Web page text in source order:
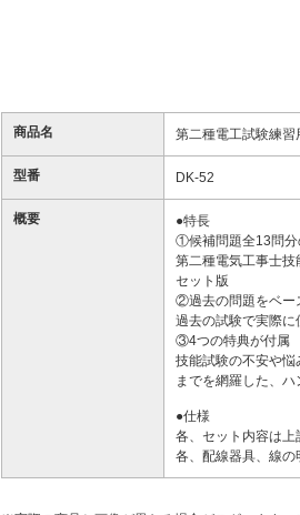
商品名 第二種電工試験練習
型番 DK-52
概要
●特長
①候補問題全13問分
第二種電気工事士
セット版
②過去の問題をベー
過去の試験で実際
③4つの特典が付属
技能試験の不安や
までを網羅した、
●仕様
各、セット内容は
各、配線器具、線